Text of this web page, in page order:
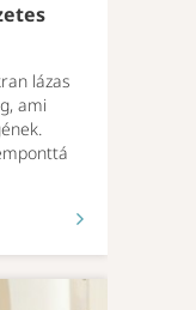
lázas
ami